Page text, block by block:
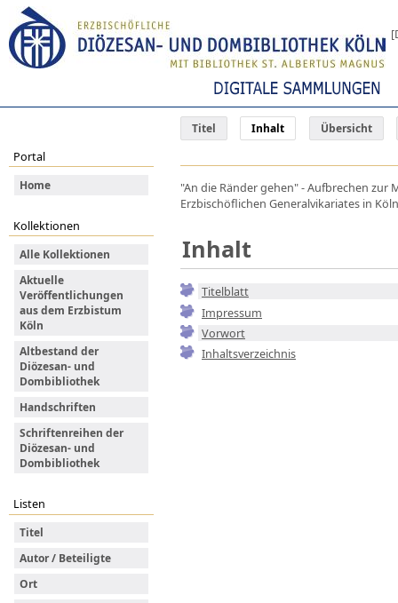
Titel Inhalt Übersicht
Portal
Home
Kollektionen
Alle Kollektionen
Aktuelle
Veröffentlichungen
aus dem Erzbistum
Köln
Altbestand der
Diözesan- und
Dombibliothek
Handschriften
Schriftenreihen der
Diözesan- und
Dombibliothek
Listen
Titel
Autor / Beteiligte
Ort
"An die Ränder gehen" - Aufbrechen
Erzbischöflichen Generalvikariates in
Inhalt
Titelblatt
Impressum
Vorwort
Inhaltsverzeichnis